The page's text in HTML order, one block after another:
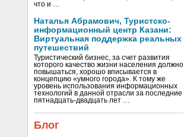
что и …
Наталья Абрамович, Туристско-
информационный центр Казани:
Виртуальная поддержка реальных
путешествий
Туристический бизнес, за счет развития
которого качество жизни населения должно
повышаться, хорошо вписывается в
концепцию «умного города». К тому же
уровень использования информационных
технологий в данной отрасли за последние
пятнадцать-двадцать лет …
Блог